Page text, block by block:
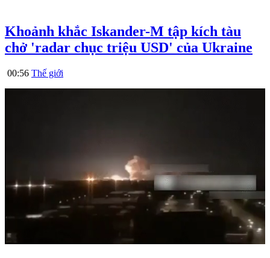
Khoảnh khắc Iskander-M tập kích tàu
chở 'radar chục triệu USD' của Ukraine
00:56 Thế giới